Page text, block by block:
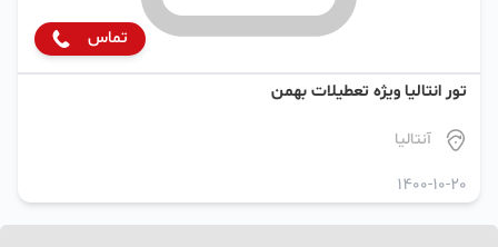
تماس
تور انتالیا ویژه تعطیلات بهمن
آنتالیا
1400-10-20